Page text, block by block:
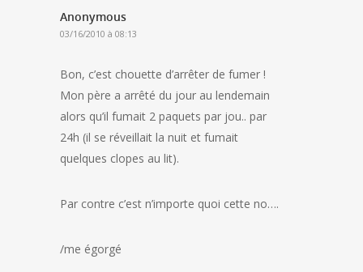
Anonymous
03/16/2010 à 08:13
Bon, c’est chouette d’arrêter de fumer !
Mon père a arrêté du jour au lendemain
alors qu’il fumait 2 paquets par jou.. par
24h (il se réveillait la nuit et fumait
quelques clopes au lit).
Par contre c’est n’importe quoi cette no….
/me égorgé